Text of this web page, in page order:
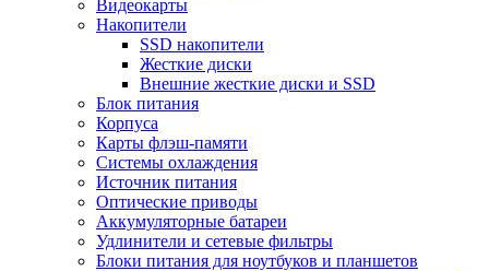
Видеокарты
Накопители
SSD накопители
Жесткие диски
Внешние жесткие диски и SSD
Блок питания
Корпуса
Карты флэш-памяти
Системы охлаждения
Источник питания
Оптические приводы
Аккумуляторные батареи
Удлинители и сетевые фильтры
Блоки питания для ноутбуков и планшетов